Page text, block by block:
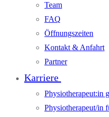
Team
FAQ
Öffnungszeiten
Kontakt & Anfahrt
Partner
Karriere
Physiotherapeut:in
Physiotherapeut/in